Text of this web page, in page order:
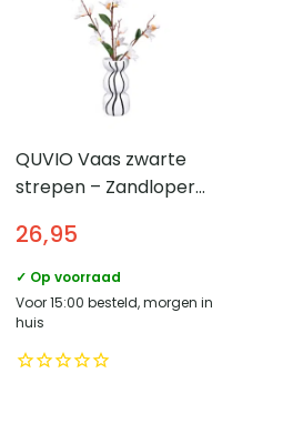
QUVIO Vaas zwarte
strepen – Zandloper
ø23×11 cm – Wit
26,95
✓ Op voorraad
Voor 15:00 besteld, morgen in
huis